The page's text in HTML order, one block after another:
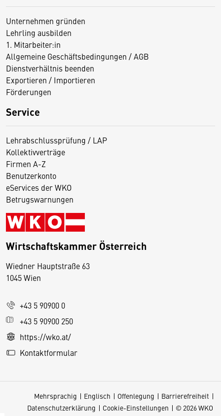
Unternehmen gründen
Lehrling ausbilden
1. Mitarbeiter:in
Allgemeine Geschäftsbedingungen / AGB
Dienstverhältnis beenden
Exportieren / Importieren
Förderungen
Service
Lehrabschlussprüfung / LAP
Kollektivverträge
Firmen A-Z
Benutzerkonto
eServices der WKO
Betrugswarnungen
Wirtschaftskammer Österreich
Wiedner Hauptstraße 63
1045 Wien
+43 5 90900 0
+43 5 90900 250
https://wko.at/
Kontaktformular
Mehrsprachig Englisch Offenlegung
Barrierefreiheit
Datenschutzerklärung
Cookie-Einstellungen © 2026 WKO
D
s
e
S
e